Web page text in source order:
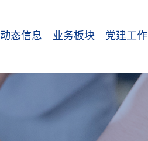
动态信息 业务板块
调查监测
党建工作
党建动态